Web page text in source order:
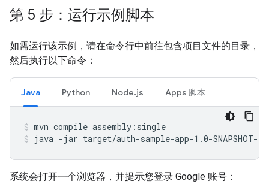
第 5 步：运行示例脚本
如需运行该示例，请在命令行中前往包含项目文件的目录，
然后执行以下命令：
Java Python Node.js Apps 脚本
mvn compile assembly:single
java -jar target/auth-sample-app-1.0-
系统会打开一个浏览器，并提示您登录 Google 账号：